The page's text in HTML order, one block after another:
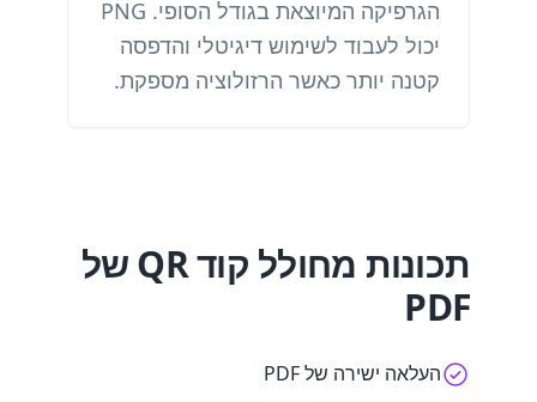
הגרפיקה המיוצאת בגודל הסופי. PNG
יכול לעבוד לשימוש דיגיטלי והדפסה
קטנה יותר כאשר הרזולוציה מספקת.
תכונות מחולל קוד QR של
PDF
העלאה ישירה של PDF